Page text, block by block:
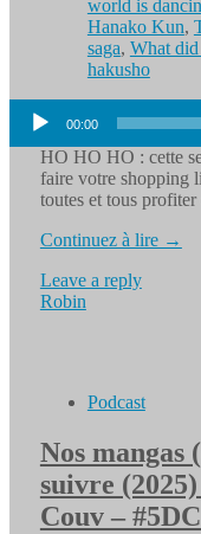
world is
Hanako Kun,
saga, What did
hakusho
Lecteur
audio
00:00
HO HO HO : cette
faire votre shopping
toutes et tous
Continuez à lire →
Leave a reply
Robin
Podcast
Nos mangas
suivre
Couv –